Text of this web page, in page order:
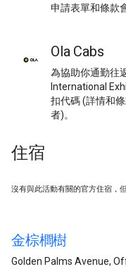
申請表單和條款
Ola Cabs
為協助你通勤往
International
扣代碼 (詳情和
者)。
住宿
沒有與此活動有關的官方住宿，
金棕櫚樹
Golden Palms Avenue,